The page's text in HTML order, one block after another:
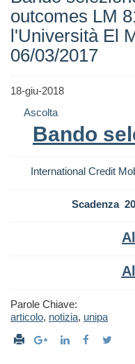
outcomes LM
l'Università El
06/03/2017
18-giu-2018
Ascolta
Bando
International Credit
Scadenza
Parole Chiave:
articolo, notizia, unipa